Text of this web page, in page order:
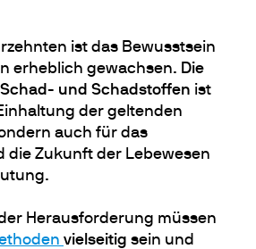
ist das Bewusstsein
erheblich gewachsen. Die
und Schadstoffen ist
der geltenden
auch für das
die Zukunft der Lebewesen
Herausforderung müssen
vielseitig sein und